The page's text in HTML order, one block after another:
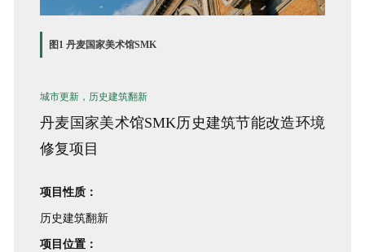
关于我们
联系我们
图1 丹麦国家美术馆SMK
城市更新，历史建筑翻新
丹麦国家美术馆SMK历史建筑节能改造环境
修复项目
项目性质：
历史建筑翻新
项目位置：